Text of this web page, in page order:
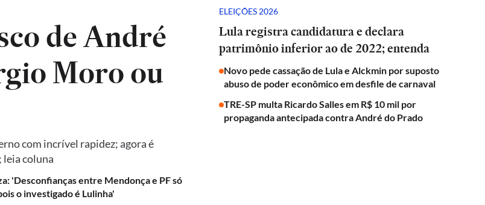
de André
Moro ou
com incrível rapidez; agora é
leia coluna
'Desconfianças entre Mendonça e PF só
o investigado é Lulinha'
ELEIÇÕES 2026
Lula registra candidatura e declara
patrimônio inferior ao de 2022; entenda
Novo pede cassação de Lula e Alckmin por suposto
abuso de poder econômico em desfile de carnaval
TRE-SP multa Ricardo Salles em R$ 10 mil por
propaganda antecipada contra André do Prado